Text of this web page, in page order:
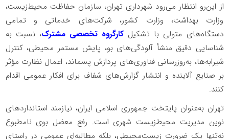
از این‌رو انتظار می‌رود شهرداری تهران، سازمان حفاظت محیط‌زیست،
وزارت بهداشت، وزارت کشور، شرکت‌های خدماتی و تمامی
دستگاه‌های متولی با تشکیل کارگروه تخصصی مشترک، نسبت به
شناسایی دقیق منشأ آلودگی‌های بو، پایش مستمر محیطی، کنترل
شیرابه‌ها، به‌روزرسانی فناوری‌های پردازش پسماند، اعمال نظارت مؤثر
بر صنایع آلاینده و انتشار گزارش‌های شفاف برای افکار عمومی اقدام
کنند.
تهران به‌عنوان پایتخت جمهوری اسلامی ایران، نیازمند استانداردهای
نوین مدیریت محیط‌زیست شهری است. رفع معضل بوی نامطبوع
نه‌تنها یک ضرورت زیست‌محیطی، بلکه مطالبه‌ای عمومی در راستای